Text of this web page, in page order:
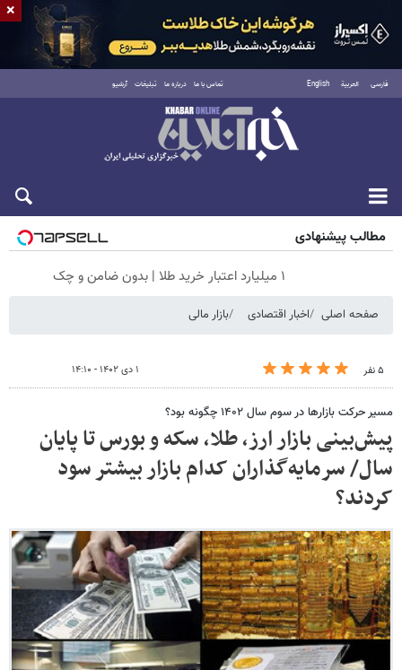
فارسی العربية English تماس با ما درباره ما تبلیغات آرشیو
شنبه ۱۷ مرداد ۱۴۰۵
مطالب پیشنهادی
۱ میلیارد اعتبار خرید طلا | بدون ضامن و چک
صفحه اصلی اخبار اقتصادی بازار مالی
۵ نفر ۱ دی ۱۴۰۲ - ۱۴:۱۰
مسیر حرکت بازارها در سوم سال ۱۴۰۲ چگونه بود؟
پیش‌بینی بازار ارز، طلا، سکه و بورس تا پایان
سال/ سرمایه‌گذاران کدام بازار بیشتر سود
کردند؟
×